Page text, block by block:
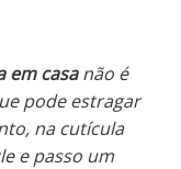
em casanão é
pode estragar
na cutícula
e passo um